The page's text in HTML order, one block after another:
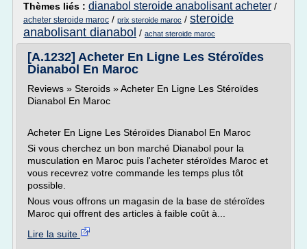
Thèmes liés : dianabol steroide anabolisant acheter /
acheter steroide maroc / prix steroide maroc / steroide
anabolisant dianabol / achat steroide maroc
[A.1232] Acheter En Ligne Les Stéroïdes
Dianabol En Maroc
Reviews » Steroids » Acheter En Ligne Les Stéroïdes
Dianabol En Maroc
Acheter En Ligne Les Stéroïdes Dianabol En Maroc
Si vous cherchez un bon marché Dianabol pour la
musculation en Maroc puis l'acheter stéroïdes Maroc et
vous recevrez votre commande les temps plus tôt
possible.
Nous vous offrons un magasin de la base de stéroïdes
Maroc qui offrent des articles à faible coût à...
Lire la suite